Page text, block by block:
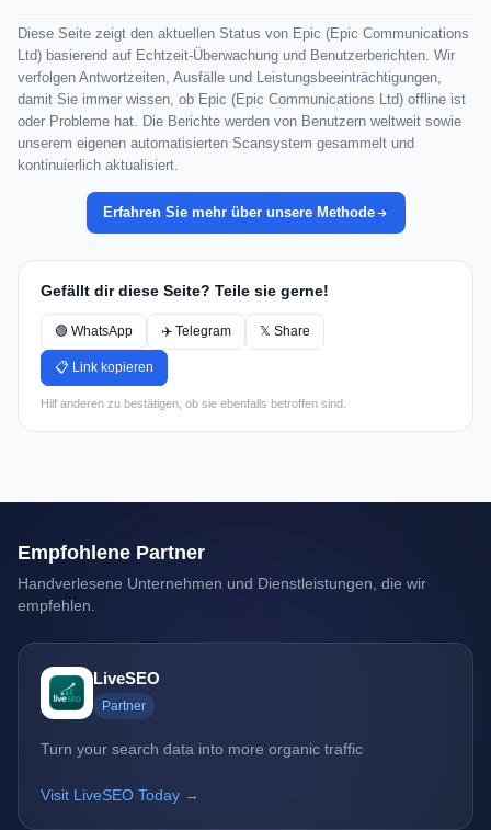
Diese Seite zeigt den aktuellen Status von Epic (Epic Communications
Ltd) basierend auf Echtzeit-Überwachung und Benutzerberichten. Wir
verfolgen Antwortzeiten, Ausfälle und Leistungsbeeinträchtigungen,
damit Sie immer wissen, ob Epic (Epic Communications Ltd) offline ist
oder Probleme hat. Die Berichte werden von Benutzern weltweit sowie
unserem eigenen automatisierten Scansystem gesammelt und
kontinuierlich aktualisiert.
Erfahren Sie mehr über unsere Methode
Gefällt dir diese Seite? Teile sie gerne!
🟢 WhatsApp ✈️ Telegram 𝕏 Share
📋 Link kopieren
Hilf anderen zu bestätigen, ob sie ebenfalls betroffen sind.
Empfohlene Partner
Handverlesene Unternehmen und Dienstleistungen, die wir
empfehlen.
LiveSEO
Partner
Turn your search data into more organic traffic
Visit LiveSEO Today →